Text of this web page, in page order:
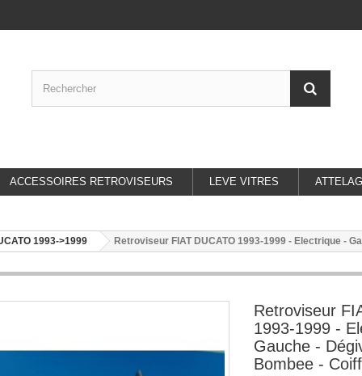
ACCESSOIRES RETROVISEURS LEVE VITRES
1993->1999 Retroviseur FIAT DUCATO 1993-1999 - Electrique -
Retroviseur
1993-1999 -
Gauche -
Bombee -